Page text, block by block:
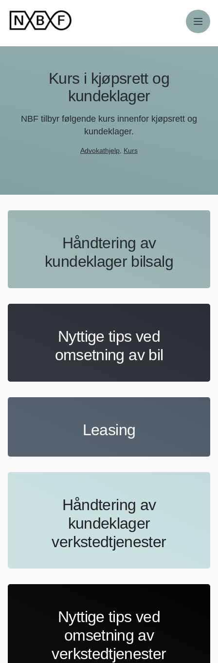
Meny
Kurs i kjøpsrett og
kundeklager
NBF tilbyr følgende kurs innenfor kjøpsrett og
kundeklager.
Advokathjelp Kurs
Håndtering av
kundeklager bilsalg
Nyttige tips ved
omsetning av bil
Leasing
Håndtering av
kundeklager
verkstedtjenester
Nyttige tips ved
omsetning av
verkstedtjenester